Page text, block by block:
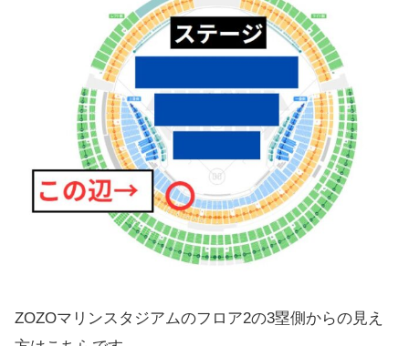
ZOZOマリンスタジアムのフロア2の3塁側からの見え